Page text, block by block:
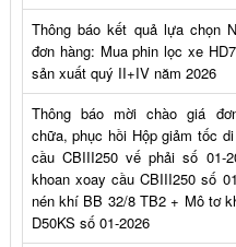
Thông báo kết quả lựa chọn
đơn hàng: Mua phin lọc xe
sản xuất quý II+IV năm 2026
Thông báo mời chào giá
chữa, phục hồi Hộp giảm tốc
cầu CBIII250 vế phải số 01-
khoan xoay cầu CBIII250 số
nén khí BB 32/8 TB2 + Mô tơ
D50KS số 01-2026